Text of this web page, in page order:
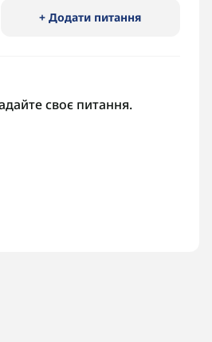
+ Додати питання
своє питання.